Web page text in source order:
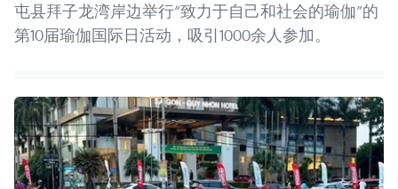
屯县拜子龙湾岸边举行“致力于自己和社会的瑜伽”的
第10届瑜伽国际日活动，吸引1000余人参加。